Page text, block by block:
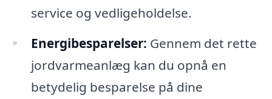
service og vedligeholdelse.
Energibesparelser: Gennem det rette
jordvarmeanlæg kan du opnå en
betydelig besparelse på dine